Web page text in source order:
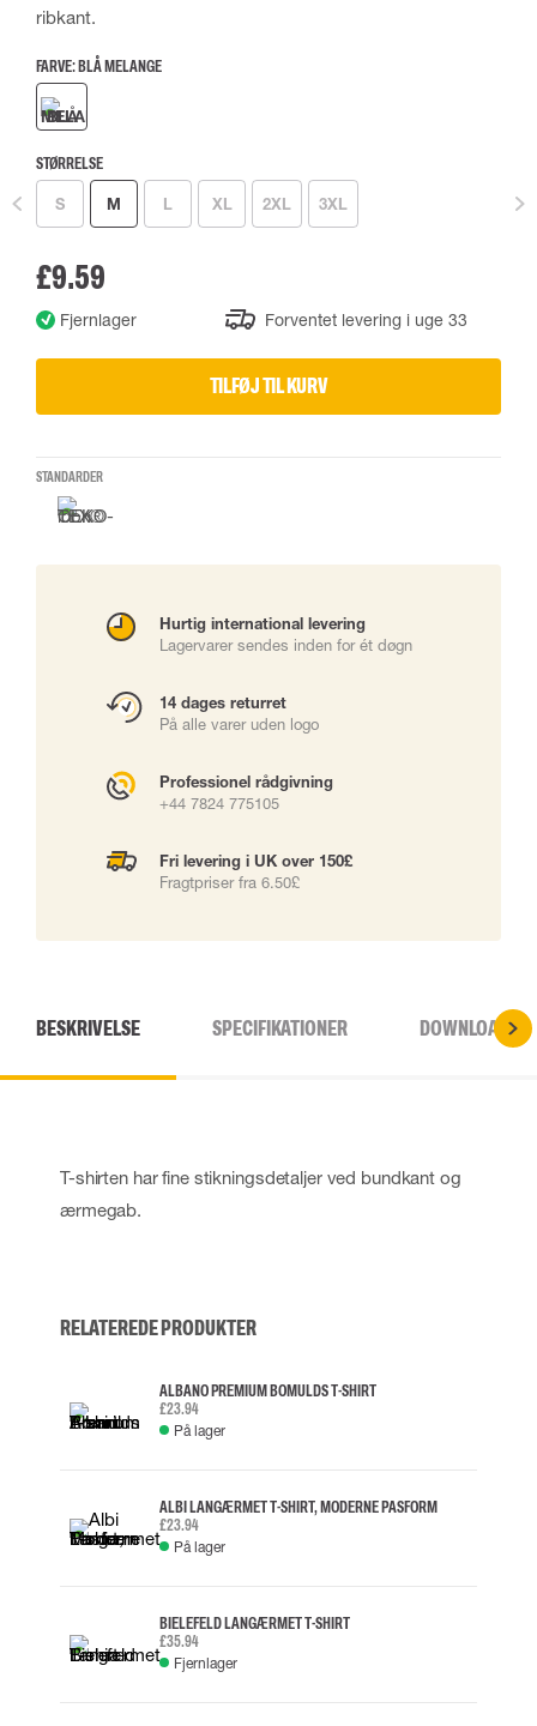
ribkant.
FARVE: BLÅ MELANGE
STØRRELSE
S M L XL 2XL 3XL
£9.59
Fjernlager Forventet levering i uge 33
TILFØJ TIL KURV
STANDARDER
Hurtig international levering
Lagervarer sendes inden for ét døgn
14 dages returret
På alle varer uden logo
Professionel rådgivning
+44 7824 775105
Fri levering i UK over 150£
Fragtpriser fra 6.50£
BESKRIVELSE SPECIFIKATIONER DOWNLOADS
T-shirten har fine stikningsdetaljer ved bundkant og
ærmegab.
RELATEREDE PRODUKTER
ALBANO PREMIUM BOMULDS T-SHIRT
£23.94
På lager
ALBI LANGÆRMET T-SHIRT, MODERNE PASFORM
£23.94
På lager
BIELEFELD LANGÆRMET T-SHIRT
£35.94
Fjernlager